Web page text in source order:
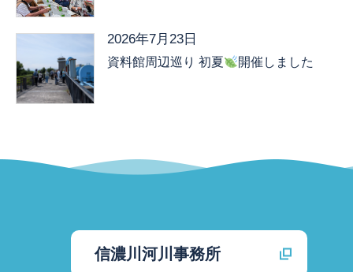
2026年7月23日
資料館周辺巡り 初夏 開催しました
信濃川河川事務所